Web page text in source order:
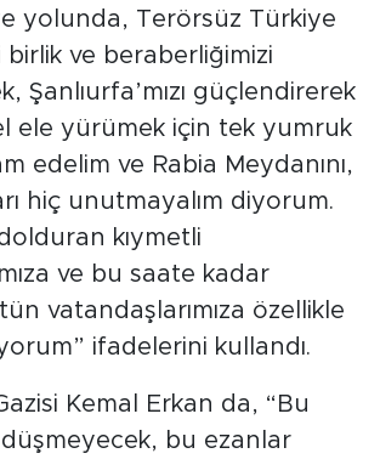
yolunda, Terörsüz Türkiye
ve beraberliğimizi
Şanlıurfa’mızı güçlendirerek
ele yürümek için tek yumruk
edelim ve Rabia Meydanını,
hiç unutmayalım diyorum.
kıymetli
ve bu saate kadar
vatandaşlarımıza özellikle
ifadelerini kullandı.
Kemal Erkan da, “Bu
bu ezanlar